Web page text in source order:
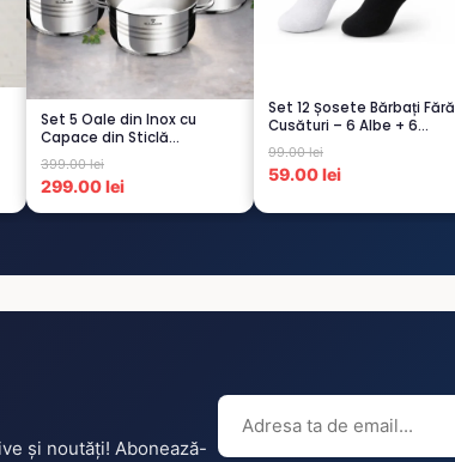
Set 5 Oale din Inox cu
Capace din Sticlă
Termorezistent...
399.00 lei
299.00 lei
Set 12 Șosete Bărbați Fără
Cusături – 6 Albe + 6
Negre...
99.00 lei
59.00 lei
și noutăți! Abonează-